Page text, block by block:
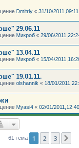
Dmitriy « 31/10/2011,09:11
29.06.11
Микроб « 29/06/
13.04.11
Микроб « 15/04/
19.01.11.
olshannik « 18/01/
Myasi4 « 02/01/2011,12:40
61 тема 1 2 3